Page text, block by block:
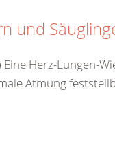
und
Eine Herz-Lungen-
Atmung